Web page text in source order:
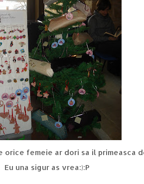
orice femeie ar dori sa il primeasca
Eu una sigur as vrea:):P